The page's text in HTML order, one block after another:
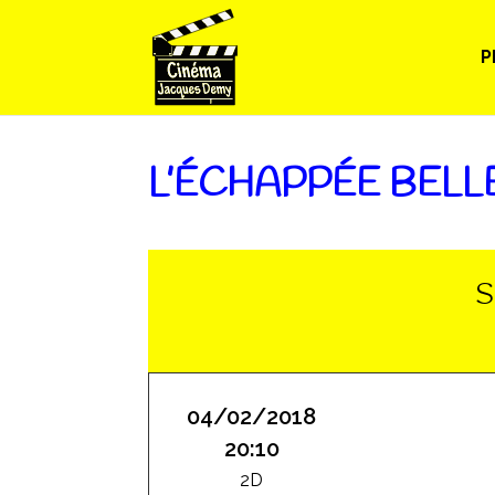
L’ÉCHAPPÉE
04/02/2018
20:10
2D